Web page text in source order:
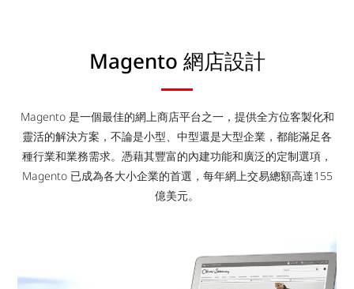
Magento 網店設計
Magento 是一個最佳的網上商店平台之一，提供全方位客製化和
靈活的解決方案，不論是小型、中型還是大型企業，都能滿足各
種行業和業務需求。憑藉其豐富的內建功能和廣泛的定制選項，
Magento 已成為各大小企業的首選，每年網上交易總額高達155
億美元。